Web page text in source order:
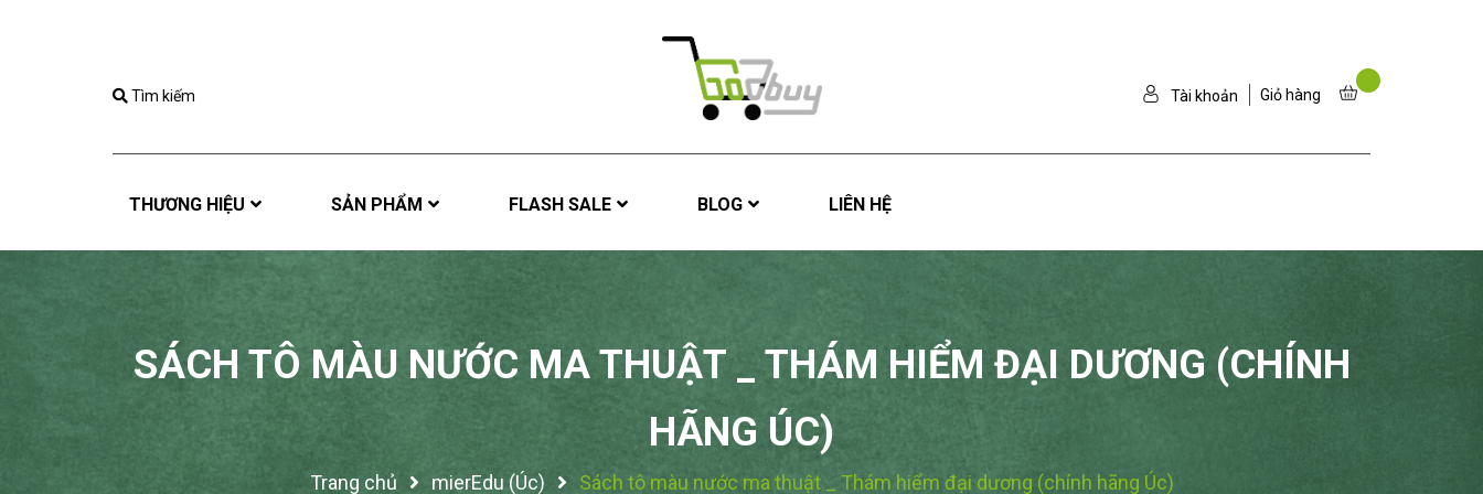
Tìm kiếm Tài khoản Giỏ hàng
THƯƠNG HIỆU SẢN PHẨM FLASH SALE BLOG LIÊN HỆ
SÁCH TÔ MÀU NƯỚC MA THUẬT _ THÁM HIỂM ĐẠI DƯƠNG (CHÍNH
HÃNG ÚC)
Trang chủ mierEdu (Úc) Sách tô màu nước ma thuật _ Thám hiểm đại dương (chính hãng Úc)